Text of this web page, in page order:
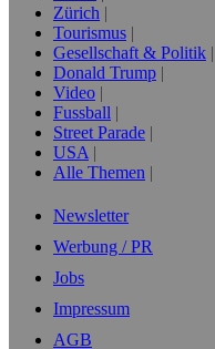
Zürich
Tourismus
Gesellschaft & Politik
Donald Trump
Video
Fussball
Street Parade
USA
Alle Themen
Newsletter
Werbung / PR
Jobs
Impressum
AGB